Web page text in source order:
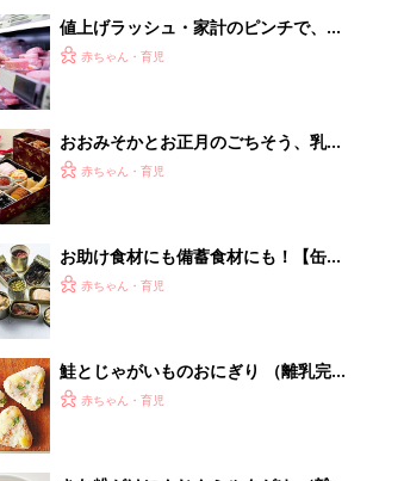
ット掃除機の進化がすごい！
PR（Dreame）